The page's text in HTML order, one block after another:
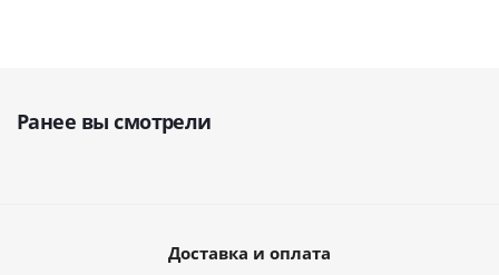
Ранее вы смотрели
Доставка и оплата